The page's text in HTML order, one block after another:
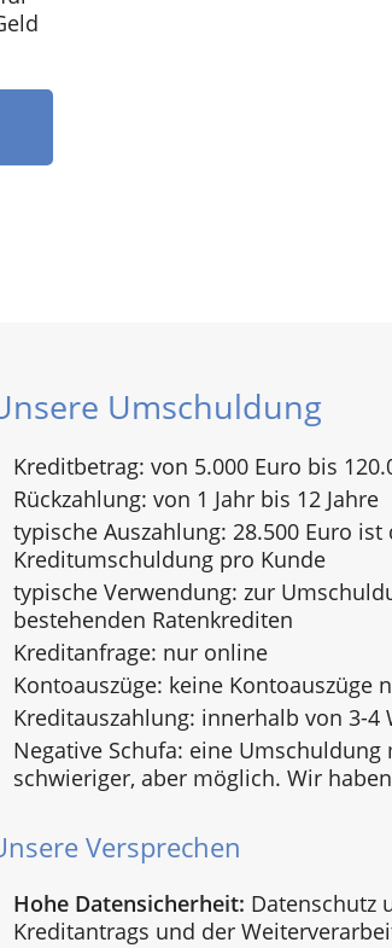
Umschuldung
Kreditbetrag: von 5.000 Euro bis
Rückzahlung: von 1 Jahr bis 12 Jahre
typische Auszahlung: 28.500 Euro
Kreditumschuldung pro Kunde
typische Verwendung: zur
bestehenden Ratenkrediten
Kreditanfrage: nur online
Kontoauszüge: keine Kontoauszüge
Kreditauszahlung: innerhalb von 3-4
Negative Schufa: eine
schwieriger, aber möglich. Wir
Versprechen
Hohe Datensicherheit: Datenschutz
Kreditantrags und der